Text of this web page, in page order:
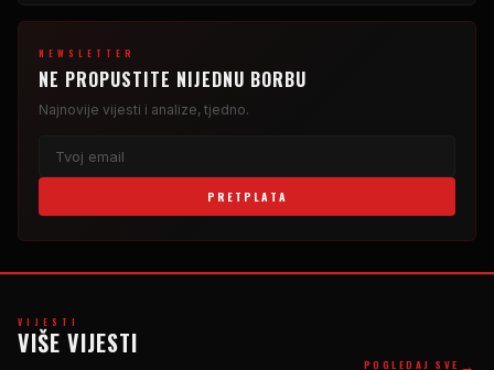
NEWSLETTER
NE PROPUSTITE NIJEDNU BORBU
Najnovije vijesti i analize, tjedno.
PRETPLATA
VIJESTI
VIŠE VIJESTI
POGLEDAJ SVE →